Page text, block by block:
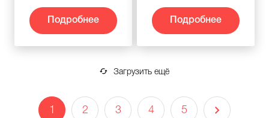
Подробнее Подробнее
Загрузить ещё
1 2 3 4 5